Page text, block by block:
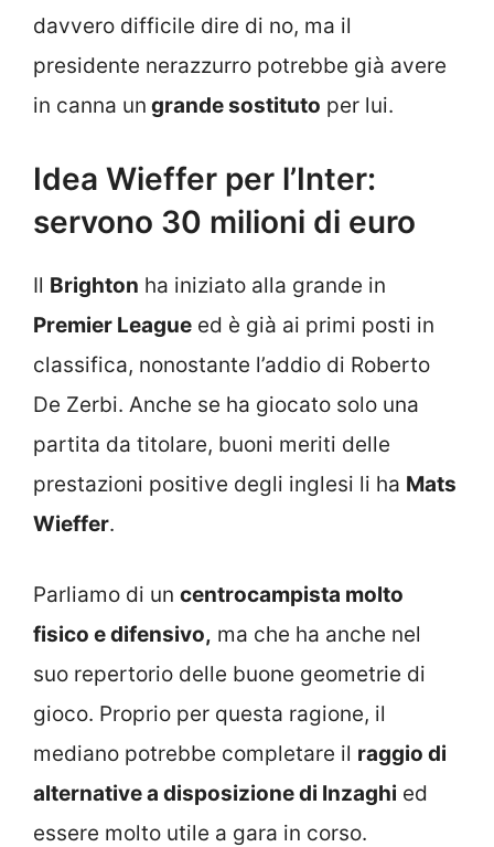
davvero difficile dire di no, ma il
presidente nerazzurro potrebbe già avere
in canna un grande sostituto per lui.
Idea Wieffer per l’Inter:
servono 30 milioni di euro
Il Brighton ha iniziato alla grande in
Premier League ed è già ai primi posti in
classifica, nonostante l’addio di Roberto
De Zerbi. Anche se ha giocato solo una
partita da titolare, buoni meriti delle
prestazioni positive degli inglesi li ha Mats
Wieffer.
Parliamo di un centrocampista molto
fisico e difensivo, ma che ha anche nel
suo repertorio delle buone geometrie di
gioco. Proprio per questa ragione, il
mediano potrebbe completare il raggio di
alternative a disposizione di Inzaghi ed
essere molto utile a gara in corso.